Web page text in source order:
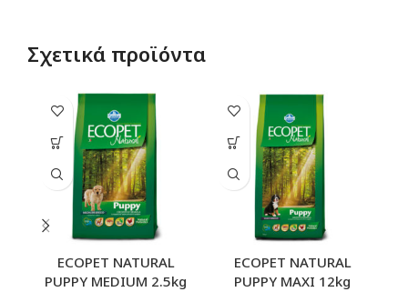
Σχετικά προϊόντα
ECOPET NATURAL
PUPPY MEDIUM 2.5kg
ECOPET NATURAL
PUPPY MAXI 12kg